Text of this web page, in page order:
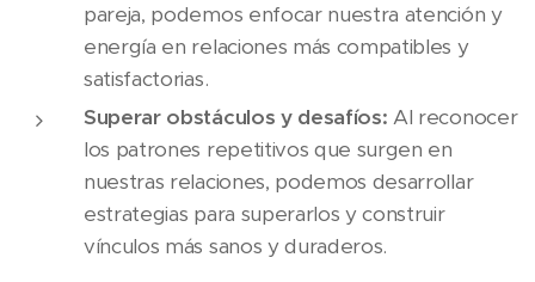
pareja, podemos enfocar nuestra atención y
energía en relaciones más compatibles y
satisfactorias.
Superar obstáculos y desafíos: Al reconocer
los patrones repetitivos que surgen en
nuestras relaciones, podemos desarrollar
estrategias para superarlos y construir
vínculos más sanos y duraderos.